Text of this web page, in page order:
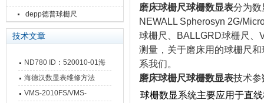
depp德普球栅尺
技术文章
ND780 ID：520010-01海
德汉数显表故障维修内容
海德汉数显表维修方法
VMS-2010FS/VMS-
磨床球栅尺球栅数显表分为数
NEWALL Spherosyn 2G/
球栅尺、BALLGRD球栅尺、
测量，关于磨床用的球栅尺
系我们。
磨床球栅尺球栅数显表技术参
球栅数显系统主要应用于直